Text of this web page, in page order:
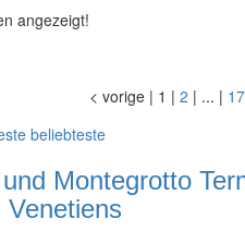
angezeigt!
<vorige | 1 | 2 | ... |
beliebteste
Montegrotto
Venetiens